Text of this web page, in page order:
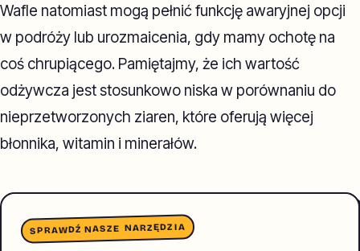
Wafle natomiast mogą pełnić funkcję awaryjnej opcji
w podróży lub urozmaicenia, gdy mamy ochotę na
coś chrupiącego. Pamiętajmy, że ich wartość
odżywcza jest stosunkowo niska w porównaniu do
nieprzetworzonych ziaren, które oferują więcej
błonnika, witamin i minerałów.
SPRAWDŹ NASZE NARZĘDZIA